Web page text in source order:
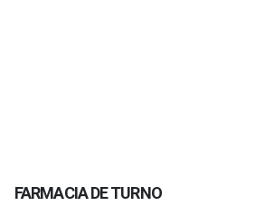
FARMACIA DE TURNO